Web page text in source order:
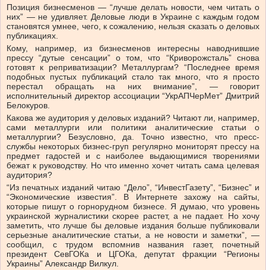
Позиция бизнесменов — “лучше делать новости, чем читать о
них” — не удивляет. Деловые люди в Украине с каждым годом
становятся умнее, чего, к сожалению, нельзя сказать о деловых
публикациях.
Кому, например, из бизнесменов интересны наводнившие
прессу “дутые сенсации” о том, что “Криворожсталь” снова
готовят к реприватизации? Металлургам? “Последнее время
подобных пустых публикаций стало так много, что я просто
перестал обращать на них внимание”, — говорит
исполнительный директор ассоциации “УкрАПЧерМет” Дмитрий
Белокуров.
Какова же аудитория у деловых изданий? Читают ли, например,
сами металлурги или политики аналитические статьи о
металлургии? Безусловно, да. Точно известно, что пресс-
службы некоторых бизнес-груп регулярно мониторят прессу на
предмет гадостей и с наиболее выдающимися творениями
бежат к руководству. Но что именно хочет читать сама целевая
аудитория?
“Из печатных изданий читаю “Дело”, “ИнвестГазету”, “Бизнес” и
“Экономические известия”. В Интернете захожу на сайты,
которые пишут о горнорудном бизнесе. Я думаю, что уровень
украинской журналистики скорее растет, а не падает. Но хочу
заметить, что лучше бы деловые издания больше публиковали
серьезные аналитические статьи, а не новости и заметки”, —
сообщил, с трудом вспомнив названия газет, почетный
президент СевГОКа и ЦГОКа, депутат фракции “Регионы
Украины” Александр Вилкул.